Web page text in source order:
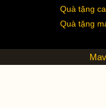
Quà tặng
Quà tặng